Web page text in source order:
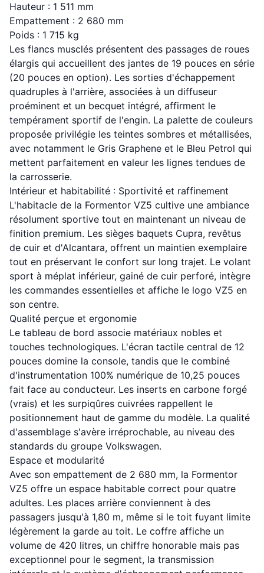
Hauteur : 1 511 mm
Empattement : 2 680 mm
Poids : 1 715 kg
Les flancs musclés présentent des passages de roues
élargis qui accueillent des jantes de 19 pouces en série
(20 pouces en option). Les sorties d'échappement
quadruples à l'arrière, associées à un diffuseur
proéminent et un becquet intégré, affirment le
tempérament sportif de l'engin. La palette de couleurs
proposée privilégie les teintes sombres et métallisées,
avec notamment le Gris Graphene et le Bleu Petrol qui
mettent parfaitement en valeur les lignes tendues de
la carrosserie.
Intérieur et habitabilité : Sportivité et raffinement
L'habitacle de la Formentor VZ5 cultive une ambiance
résolument sportive tout en maintenant un niveau de
finition premium. Les sièges baquets Cupra, revêtus
de cuir et d'Alcantara, offrent un maintien exemplaire
tout en préservant le confort sur long trajet. Le volant
sport à méplat inférieur, gainé de cuir perforé, intègre
les commandes essentielles et affiche le logo VZ5 en
son centre.
Qualité perçue et ergonomie
Le tableau de bord associe matériaux nobles et
touches technologiques. L'écran tactile central de 12
pouces domine la console, tandis que le combiné
d'instrumentation 100% numérique de 10,25 pouces
fait face au conducteur. Les inserts en carbone forgé
(vrais) et les surpiqûres cuivrées rappellent le
positionnement haut de gamme du modèle. La qualité
d'assemblage s'avère irréprochable, au niveau des
standards du groupe Volkswagen.
Espace et modularité
Avec son empattement de 2 680 mm, la Formentor
VZ5 offre un espace habitable correct pour quatre
adultes. Les places arrière conviennent à des
passagers jusqu'à 1,80 m, même si le toit fuyant limite
légèrement la garde au toit. Le coffre affiche un
volume de 420 litres, un chiffre honorable mais pas
exceptionnel pour le segment, la transmission